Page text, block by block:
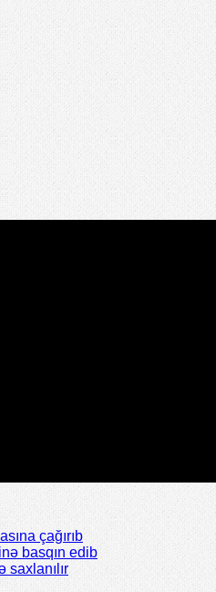
çağırıb
basqın edib
saxlanılır